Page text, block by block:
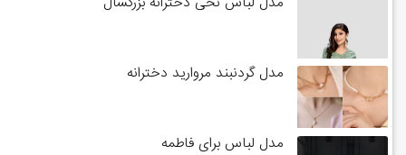
مدل گردنبند مروارید دخترانه
مدل لباس برای فاطمه